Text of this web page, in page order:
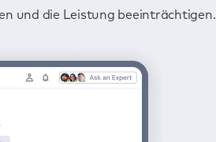
und die Leistung beeinträchtigen.
privat bleiben.
Aufspüren aller Schwachpunkte,